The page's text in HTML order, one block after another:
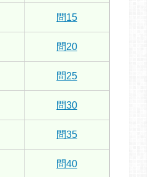
問15
問20
問25
問30
問35
問40